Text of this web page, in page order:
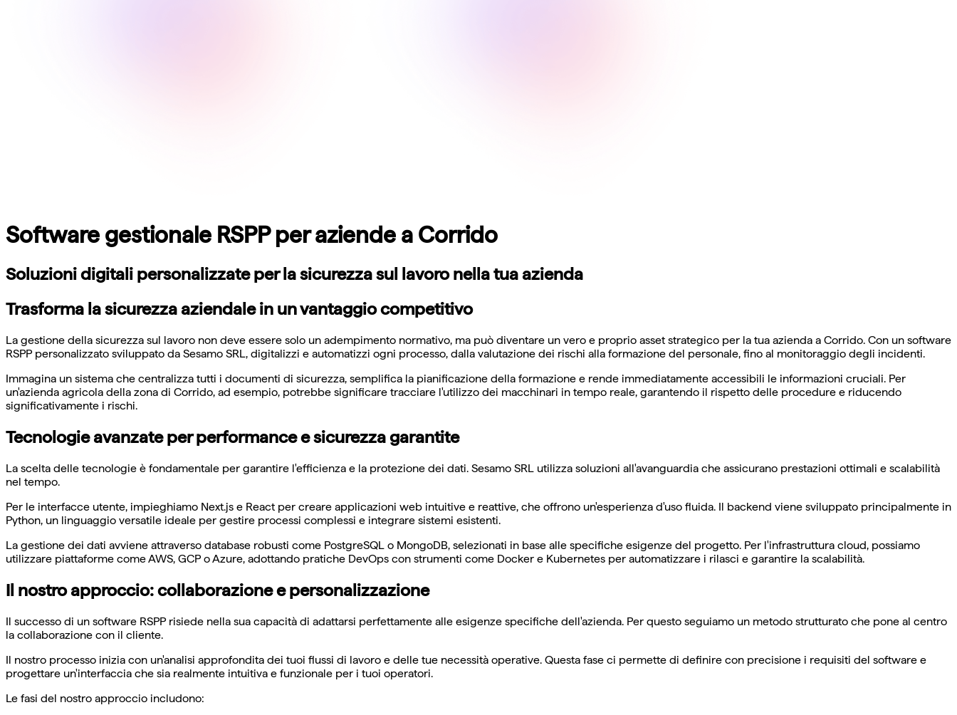
Software gestionale RSPP per aziende a Corrido
Soluzioni digitali personalizzate per la sicurezza sul lavoro nella tua azienda
Trasforma la sicurezza aziendale in un vantaggio competitivo
La gestione della sicurezza sul lavoro non deve essere solo un adempimento normativo, ma può diventare un vero e proprio asset strategico per la tua azienda a Corrido. Con un software
RSPP personalizzato sviluppato da Sesamo SRL, digitalizzi e automatizzi ogni processo, dalla valutazione dei rischi alla formazione del personale, fino al monitoraggio degli incidenti.
Immagina un sistema che centralizza tutti i documenti di sicurezza, semplifica la pianificazione della formazione e rende immediatamente accessibili le informazioni cruciali. Per
un'azienda agricola della zona di Corrido, ad esempio, potrebbe significare tracciare l'utilizzo dei macchinari in tempo reale, garantendo il rispetto delle procedure e riducendo
significativamente i rischi.
Tecnologie avanzate per performance e sicurezza garantite
La scelta delle tecnologie è fondamentale per garantire l'efficienza e la protezione dei dati. Sesamo SRL utilizza soluzioni all'avanguardia che assicurano prestazioni ottimali e scalabilità
nel tempo.
Per le interfacce utente, impieghiamo Next.js e React per creare applicazioni web intuitive e reattive, che offrono un'esperienza d'uso fluida. Il backend viene sviluppato principalmente in
Python, un linguaggio versatile ideale per gestire processi complessi e integrare sistemi esistenti.
La gestione dei dati avviene attraverso database robusti come PostgreSQL o MongoDB, selezionati in base alle specifiche esigenze del progetto. Per l'infrastruttura cloud, possiamo
utilizzare piattaforme come AWS, GCP o Azure, adottando pratiche DevOps con strumenti come Docker e Kubernetes per automatizzare i rilasci e garantire la scalabilità.
Il nostro approccio: collaborazione e personalizzazione
Il successo di un software RSPP risiede nella sua capacità di adattarsi perfettamente alle esigenze specifiche dell'azienda. Per questo seguiamo un metodo strutturato che pone al centro
la collaborazione con il cliente.
Il nostro processo inizia con un'analisi approfondita dei tuoi flussi di lavoro e delle tue necessità operative. Questa fase ci permette di definire con precisione i requisiti del software e
progettare un'interfaccia che sia realmente intuitiva e funzionale per i tuoi operatori.
Le fasi del nostro approccio includono: